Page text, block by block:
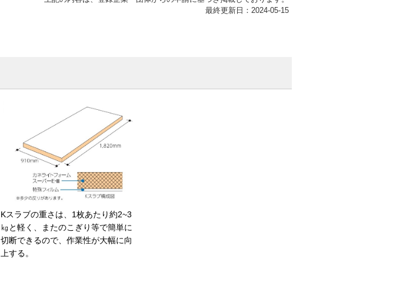
最終更新日：2024-05-15
Kスラブの重さは、1枚あたり約2~3
㎏と軽く、またのこぎり等で簡単に
切断できるので、作業性が大幅に向
上する。